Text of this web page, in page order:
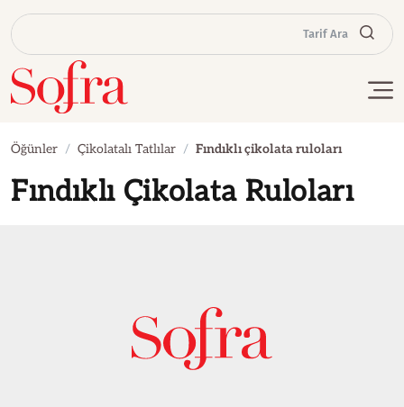
Tarif Ara
Öğünler Çikolatalı Tatlılar Fındıklı çikolata ruloları
Fındıklı Çikolata Ruloları